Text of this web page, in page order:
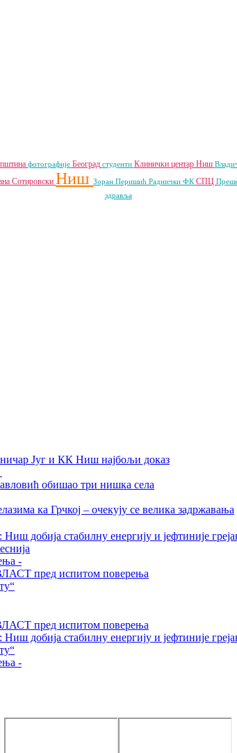
фотографије Београд студенти Клинички центар Ниш
Сотировски Ниш Зоран Перишић Раднички ФК СПЦ
здравља
Југ и КК Ниш најбољи доказ
обишао три нишка села
ка Грчкој – очекују се велика задржавања
добија стабилну енергију и јефтиније
-
пред испитом поверења
пред испитом поверења
добија стабилну енергију и јефтиније
-